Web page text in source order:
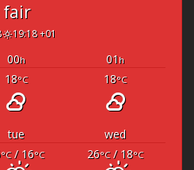
fair
19:18 +01
00h 01 h
18°C 18°C
tue
wed
°C/ 16°C 26°C/ 18°C